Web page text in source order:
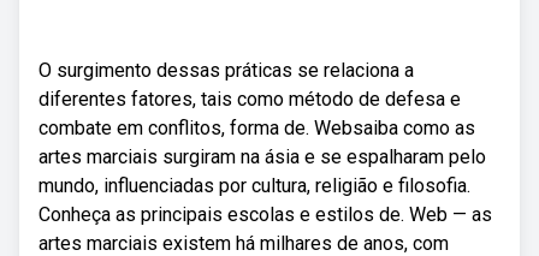
O surgimento dessas práticas se relaciona a
diferentes fatores, tais como método de defesa e
combate em conflitos, forma de. Websaiba como as
artes marciais surgiram na ásia e se espalharam pelo
mundo, influenciadas por cultura, religião e filosofia.
Conheça as principais escolas e estilos de. Web — as
artes marciais existem há milhares de anos, com